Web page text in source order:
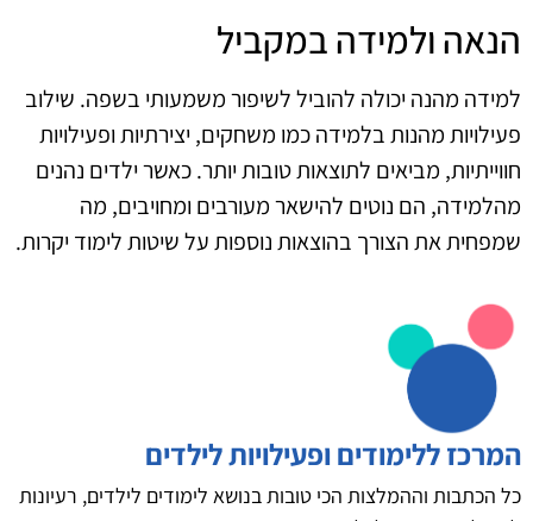
הנאה ולמידה במקביל
למידה מהנה יכולה להוביל לשיפור משמעותי בשפה. שילוב
פעילויות מהנות בלמידה כמו משחקים, יצירתיות ופעילויות
חווייתיות, מביאים לתוצאות טובות יותר. כאשר ילדים נהנים
מהלמידה, הם נוטים להישאר מעורבים ומחויבים, מה
שמפחית את הצורך בהוצאות נוספות על שיטות לימוד יקרות.
המרכז ללימודים ופעילויות לילדים
כל הכתבות וההמלצות הכי טובות בנושא לימודים לילדים, רעיונות